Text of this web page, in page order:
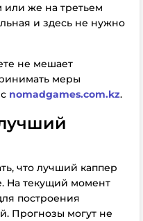
или же на третьем
и здесь не нужно
не мешает
меры
nomadgames.com.kz.
что лучший каппер
На текущий момент
построения
Прогнозы могут не